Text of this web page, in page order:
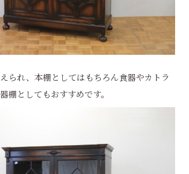
られ、本棚としてはもちろん食器やカトラ
棚としてもおすすめです。